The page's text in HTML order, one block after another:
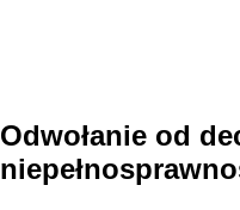
Odwołanie od